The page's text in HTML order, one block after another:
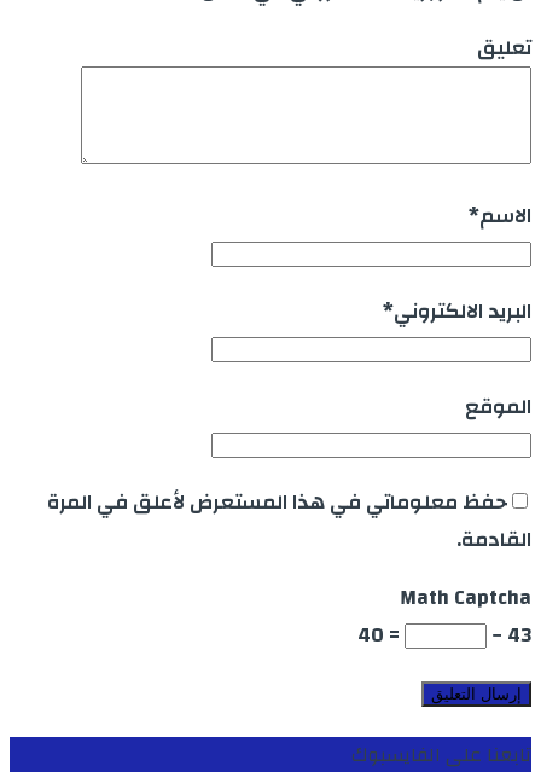
تعليق
الاسم*
البريد الالكتروني*
الموقع
حفظ معلوماتي في هذا المستعرض لأعلق في المرة
القادمة.
Math Captcha
43 −
= 40
تابعنا على الفايسبوك